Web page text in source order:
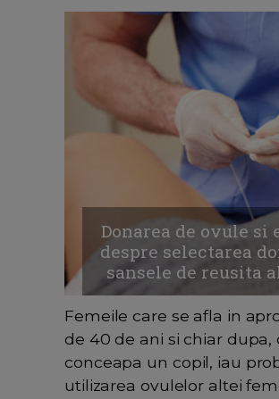
Donarea de ovule si
despre selectarea
sansele de reusita
Femeile care se afla in
de 40 de ani si chiar dupa,
conceapa un copil, iau
utilizarea ovulelor altei